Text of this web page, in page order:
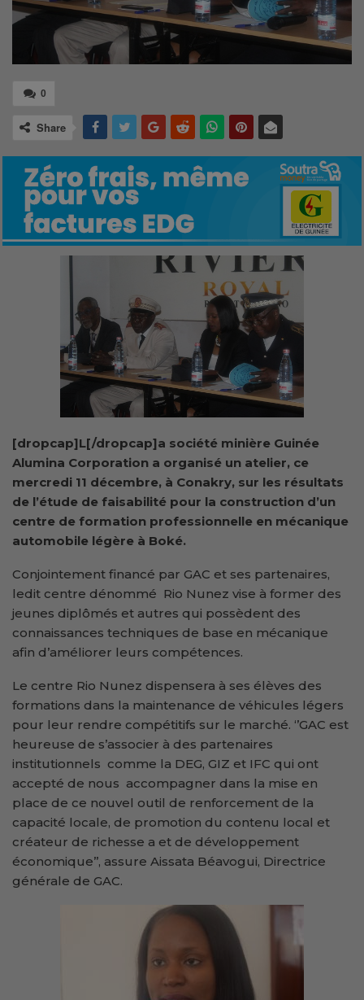
0
Share
[dropcap]L[/dropcap]a société minière Guinée
Alumina Corporation a organisé un atelier, ce
mercredi 11 décembre, à Conakry, sur les résultats
de l’étude de faisabilité pour la construction d’un
centre de formation professionnelle en mécanique
automobile légère à Boké.
Conjointement financé par GAC et ses partenaires,
ledit centre dénommé Rio Nunez vise à former des
jeunes diplômés et autres qui possèdent des
connaissances techniques de base en mécanique
afin d’améliorer leurs compétences.
Le centre Rio Nunez dispensera à ses élèves des
formations dans la maintenance de véhicules légers
pour leur rendre compétitifs sur le marché. ‘’GAC est
heureuse de s’associer à des partenaires
institutionnels comme la DEG, GIZ et IFC qui ont
accepté de nous accompagner dans la mise en
place de ce nouvel outil de renforcement de la
capacité locale, de promotion du contenu local et
créateur de richesse a et de développement
économique’’, assure Aissata Béavogui, Directrice
générale de GAC.